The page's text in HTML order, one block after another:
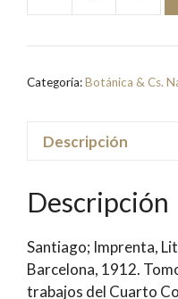
de
-
Categoría:Botánica & Cs.
Descripción
Descripción
Santiago; Imprenta,
Barcelona, 1912.
trabajos del Cuarto